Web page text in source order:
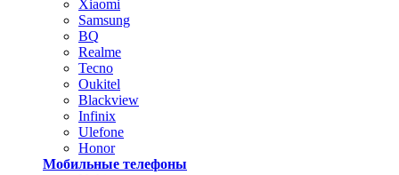
Xiaomi
Samsung
BQ
Realme
Tecno
Oukitel
Blackview
Infinix
Ulefone
Honor
Мобильные телефоны